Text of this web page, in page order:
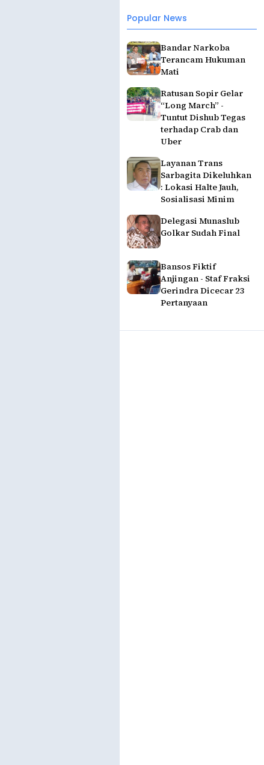
Popular News
Bandar Narkoba
Terancam Hukuman
Mati
Ratusan Sopir Gelar
“Long March” -
Tuntut Dishub Tegas
terhadap Crab dan
Uber
Layanan Trans
Sarbagita Dikeluhkan
: Lokasi Halte Jauh,
Sosialisasi Minim
Delegasi Munaslub
Golkar Sudah Final
Bansos Fiktif
Anjingan - Staf Fraksi
Gerindra Dicecar 23
Pertanyaan